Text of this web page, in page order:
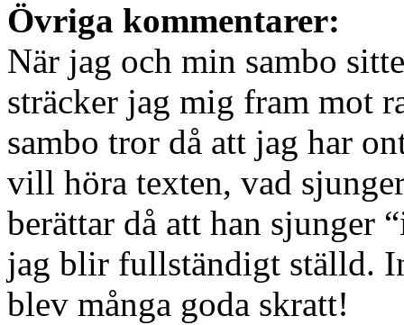
Övriga kommentarer:
När jag och min sambo
sträcker jag mig fram mot
sambo tror då att jag har
vill höra texten, vad
berättar då att han sjunger
jag blir fullständigt ställd.
blev många goda skratt!